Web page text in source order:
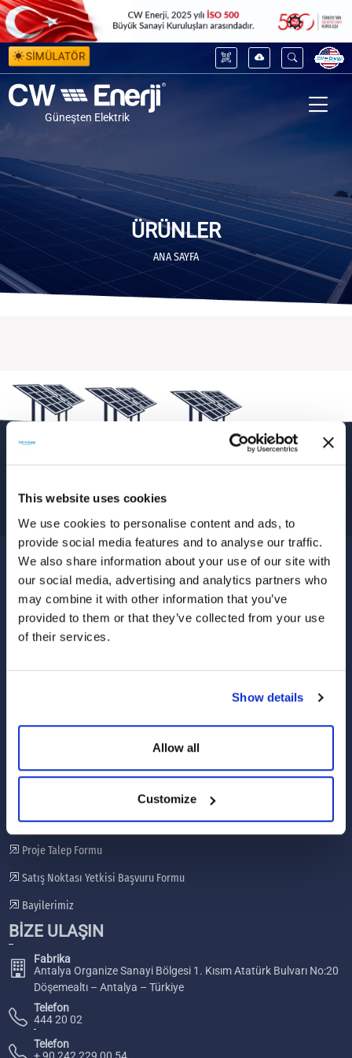
This website uses cookies
We use cookies to personalise content and ads, to
provide social media features and to analyse our traffic.
We also share information about your use of our site with
our social media, advertising and analytics partners who
may combine it with other information that you’ve
provided to them or that they’ve collected from your use
of their services.
Show details
Allow all
Customize
SİMÜLATÖR
Güneşten Elektrik
ÜRÜNLER
ANA SAYFA
KURUMSAL
Hakkımızda
Hizmetlerimiz
Şikayet Giderme Mekanizması
HIZLI LİNKLER
Proje Haritamız
Proje Talep Formu
Satış Noktası Yetkisi Başvuru Formu
Bayilerimiz
BİZE ULAŞIN
Fabrika
Antalya Organize Sanayi Bölgesi 1. Kısım Atatürk Bulvarı No:20
Döşemealtı – Antalya – Türkiye
Telefon
444 20 02
Telefon
+ 90 242 229 00 54